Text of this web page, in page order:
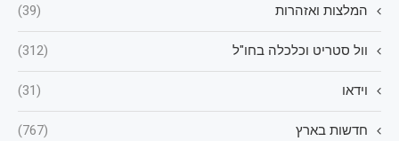
המלצות ואזהרות (39)
וול סטריט וכלכלה בחו"ל (312)
וידאו (31)
חדשות בארץ (767)